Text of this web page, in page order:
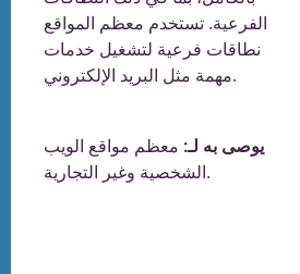
الفرعية. تستخدم معظم المواقع
نطاقات فرعية لتشغيل خدمات
مهمة مثل البريد الإلكتروني.
يوصى به لـ: معظم مواقع الويب
الشخصية وغير التجارية.